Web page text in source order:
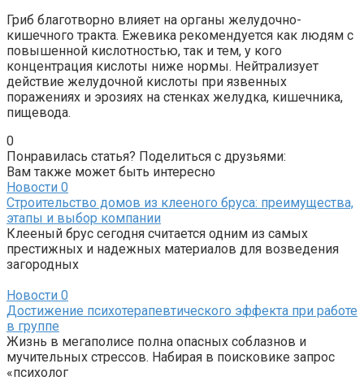
Гриб благотворно влияет на органы желудочно-
кишечного тракта. Ежевика рекомендуется как людям с
повышенной кислотностью, так и тем, у кого
концентрация кислоты ниже нормы. Нейтрализует
действие желудочной кислоты при язвенных
поражениях и эрозиях на стенках желудка, кишечника,
пищевода.
0
Понравилась статья? Поделиться с друзьями:
Вам также может быть интересно
Новости 0
Строительство домов из клееного бруса: преимущества,
этапы и выбор компании
Клееный брус сегодня считается одним из самых
престижных и надежных материалов для возведения
загородных
Новости 0
Достижение психотерапевтического эффекта при работе
в группе
Жизнь в мегаполисе полна опасных соблазнов и
мучительных стрессов. Набирая в поисковике запрос
«психолог